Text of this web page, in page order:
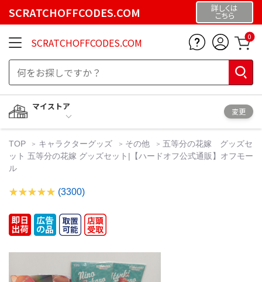
SCRATCHOFFCODES.COM 詳しくは
こちら
SCRATCHOFFCODES.COM 0
マイストア
変更
TOP キャラクターグッズ その他
五等分の花嫁 グッズセ
ット 五等分の花嫁 グッズセット|【ハードオフ公式通販】オフモー
ル
(3300)